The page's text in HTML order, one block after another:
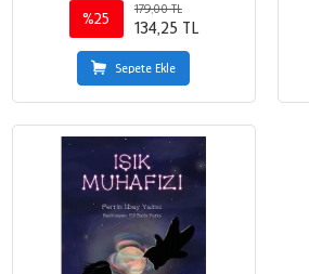
%25
179,00 TL
134,25 TL
Sepete Ekle